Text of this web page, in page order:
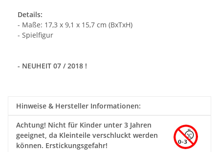
Details:
- Maße: 17,3 x 9,1 x 15,7 cm (BxTxH)
- Spielfigur
- NEUHEIT 07 / 2018 !
Hinweise & Hersteller Informationen:
Achtung! Nicht für Kinder unter 3 Jahren
geeignet, da Kleinteile verschluckt werden
können. Erstickungsgefahr!